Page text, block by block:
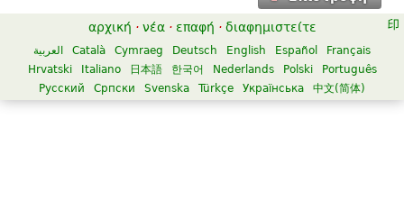
αρχική · νέα · επαφή · διαφημιστείτε
العربية Català Cymraeg Deutsch English Español
Français
Hrvatski
Italiano 日本語 한국어 Nederlands Polski
Português
Русский
Српски Svenska Türkçe Українська 中文(简体)